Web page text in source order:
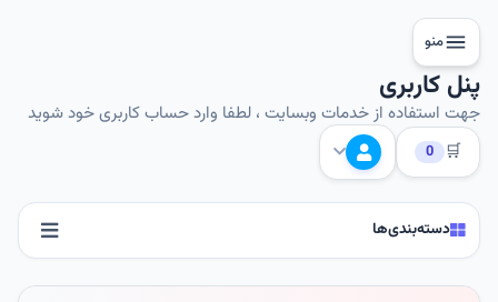
منو
پنل کاربری
جهت استفاده از خدمات وبسایت ، لطفا وارد حساب کاربری خود شوید
🛒
0
دسته‌بندی‌ها